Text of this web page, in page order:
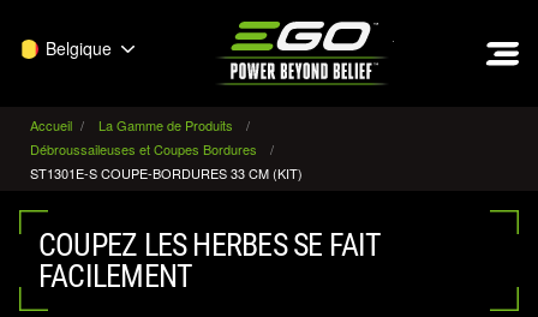
Belgique
Accueil
La Gamme de Produits
Débroussaileuses et Coupes Bordures
ST1301E-S COUPE-BORDURES 33 CM (KIT)
COUPEZ LES HERBES SE FAIT
FACILEMENT